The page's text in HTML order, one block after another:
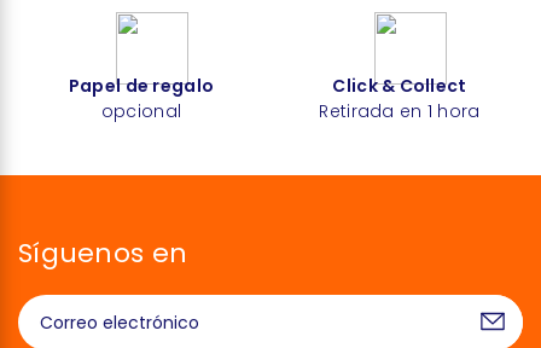
Papel de regalo
opcional
Click & Collect
Retirada en 1 hora
Síguenos en